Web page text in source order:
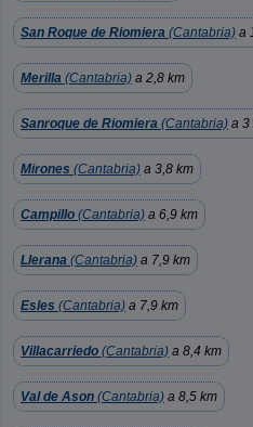
San Roque de Riomiera (Cantabria) a
Merilla (Cantabria) a 2,8 km
Sanroque de Riomiera (Cantabria) a 3
Mirones (Cantabria) a 3,8 km
Campillo (Cantabria) a 6,9 km
Llerana (Cantabria) a 7,9 km
Esles (Cantabria) a 7,9 km
Villacarriedo (Cantabria) a 8,4 km
Val de Ason (Cantabria) a 8,5 km